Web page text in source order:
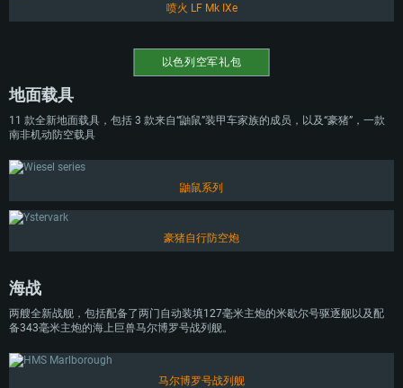
喷火 LF Mk IXe
以色列空军礼包
地面载具
11 款全新地面载具，包括 3 款来自“鼬鼠”装甲车家族的成员，以及“豪猪”，一款
南非机动防空载具
鼬鼠系列
豪猪自行防空炮
海战
两艘全新战舰，包括配备了两门自动装填127毫米主炮的米歇尔号驱逐舰以及配
备343毫米主炮的海上巨兽马尔博罗号战列舰。
马尔博罗号战列舰